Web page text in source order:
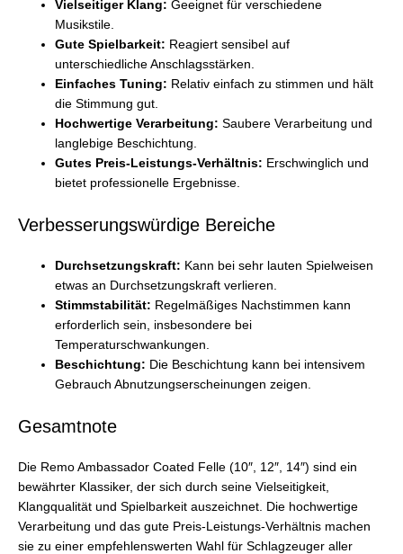
Vielseitiger Klang: Geeignet für verschiedene
Musikstile.
Gute Spielbarkeit: Reagiert sensibel auf
unterschiedliche Anschlagsstärken.
Einfaches Tuning: Relativ einfach zu stimmen und hält
die Stimmung gut.
Hochwertige Verarbeitung: Saubere Verarbeitung und
langlebige Beschichtung.
Gutes Preis-Leistungs-Verhältnis: Erschwinglich und
bietet professionelle Ergebnisse.
Verbesserungswürdige Bereiche
Durchsetzungskraft: Kann bei sehr lauten Spielweisen
etwas an Durchsetzungskraft verlieren.
Stimmstabilität: Regelmäßiges Nachstimmen kann
erforderlich sein, insbesondere bei
Temperaturschwankungen.
Beschichtung: Die Beschichtung kann bei intensivem
Gebrauch Abnutzungserscheinungen zeigen.
Gesamtnote
Die Remo Ambassador Coated Felle (10″, 12″, 14″) sind ein
bewährter Klassiker, der sich durch seine Vielseitigkeit,
Klangqualität und Spielbarkeit auszeichnet. Die hochwertige
Verarbeitung und das gute Preis-Leistungs-Verhältnis machen
sie zu einer empfehlenswerten Wahl für Schlagzeuger aller